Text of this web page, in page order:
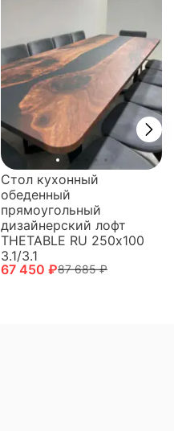
Стол кухонный
обеденный
прямоугольный
дизайнерский лофт
THETABLE RU 250х100
3.1/3.1
67 450 ₽87 685 ₽